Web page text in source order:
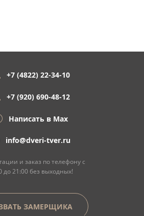
+7 (4822) 22-34-10
+7 (920) 690-48-12
Написать в Max
info@dveri-tver.ru
и заказ по телефону с
до 21:00 без выходных!
ЗАМЕРЩИКА